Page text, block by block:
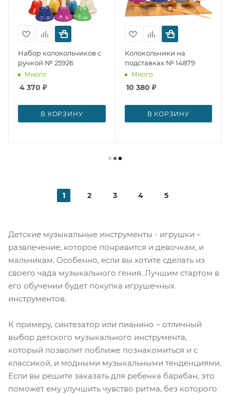
Набор колокольчиков с
ручкой № 25926
Много
4 370 ₽
В КОРЗИНУ
Колокольчики на
подставках № 14879
Много
10 380 ₽
В КОРЗИНУ
1 2 3 4 5
Детские музыкальные инструменты - игрушки –
развлечение, которое понравится и девочкам, и
мальчикам. Особенно, если вы хотите сделать из
своего чада музыкального гения. Лучшим стартом в
его обучении будет покупка игрушечных
инструментов.
К примеру, синтезатор или пианино – отличный
выбор детского музыкального инструмента,
который позволит поближе познакомиться и с
классикой, и модными музыкальными тенденциями.
Если вы решите заказать для ребенка барабан, это
поможет ему улучшить чувство ритма, без которого